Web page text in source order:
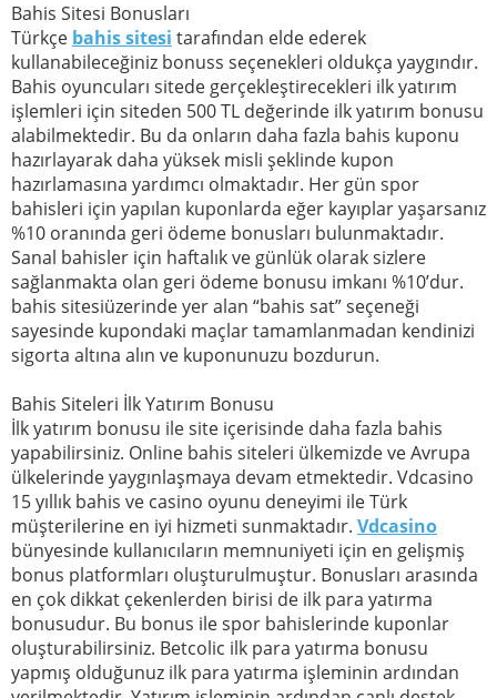
Bahis Sitesi Bonusları
Türkçe bahis sitesi tarafından elde ederek
kullanabileceğiniz bonuss seçenekleri oldukça yaygındır.
Bahis oyuncuları sitede gerçekleştirecekleri ilk yatırım
işlemleri için siteden 500 TL değerinde ilk yatırım bonusu
alabilmektedir. Bu da onların daha fazla bahis kuponu
hazırlayarak daha yüksek misli şeklinde kupon
hazırlamasına yardımcı olmaktadır. Her gün spor
bahisleri için yapılan kuponlarda eğer kayıplar yaşarsanız
%10 oranında geri ödeme bonusları bulunmaktadır.
Sanal bahisler için haftalık ve günlük olarak sizlere
sağlanmakta olan geri ödeme bonusu imkanı %10’dur.
bahis sitesiüzerinde yer alan “bahis sat” seçeneği
sayesinde kupondaki maçlar tamamlanmadan kendinizi
sigorta altına alın ve kuponunuzu bozdurun.
Bahis Siteleri İlk Yatırım Bonusu
İlk yatırım bonusu ile site içerisinde daha fazla bahis
yapabilirsiniz. Online bahis siteleri ülkemizde ve Avrupa
ülkelerinde yaygınlaşmaya devam etmektedir. Vdcasino
15 yıllık bahis ve casino oyunu deneyimi ile Türk
müşterilerine en iyi hizmeti sunmaktadır. Vdcasino
bünyesinde kullanıcıların memnuniyeti için en gelişmiş
bonus platformları oluşturulmuştur. Bonusları arasında
en çok dikkat çekenlerden birisi de ilk para yatırma
bonusudur. Bu bonus ile spor bahislerinde kuponlar
oluşturabilirsiniz. Betcolic ilk para yatırma bonusu
yapmış olduğunuz ilk para yatırma işleminin ardından